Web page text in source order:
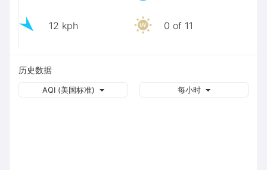
12 kph 0 of 11
历史数据
每小时
AQI (美国标准)